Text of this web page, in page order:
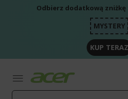
Odbierz dodatkową zniżkę
MYSTERY
KUP TERAZ